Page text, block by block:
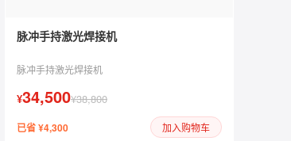
脉冲手持激光焊接机
脉冲手持激光焊接机
¥34,500¥38,800
已省 ¥4,300 加入购物车